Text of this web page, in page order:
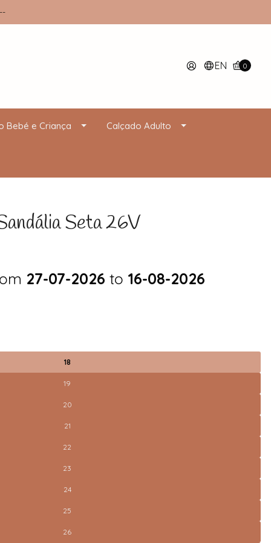
EN 0
Bebé e Criança Calçado Adulto
Seta 26V
27-07-2026 to 16-08-2026
18
19
20
21
22
23
24
25
26